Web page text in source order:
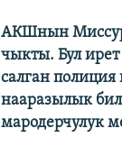
АКШнын
чыкты. Бул
салган
нааразылык
мародерчулук